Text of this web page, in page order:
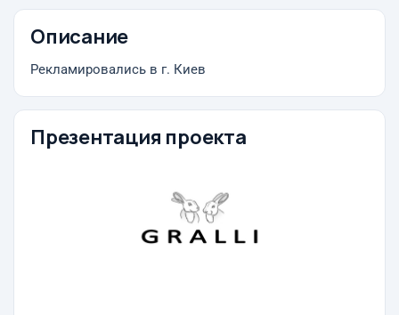
Описание
Рекламировались в г. Киев
Презентация проекта